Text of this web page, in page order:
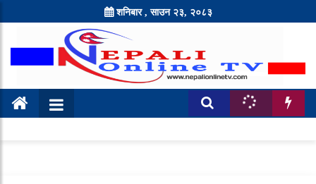
शनिबार , साउन २३, २०८३